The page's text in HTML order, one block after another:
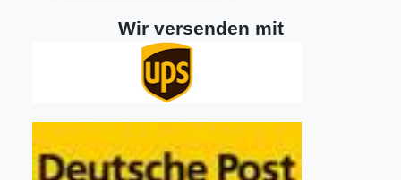
Wir versenden mit